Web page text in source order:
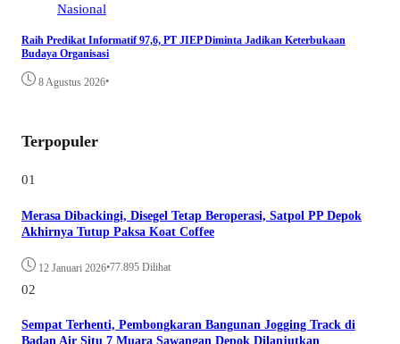
Nasional
Raih Predikat Informatif 97,6, PT JIEP Diminta Jadikan Keterbukaan
Budaya Organisasi
8 Agustus 2026•
Terpopuler
01
Merasa Dibackingi, Disegel Tetap Beroperasi, Satpol PP Depok
Akhirnya Tutup Paksa Koat Coffee
12 Januari 2026•77.895 Dilihat
02
Sempat Terhenti, Pembongkaran Bangunan Jogging Track di
Badan Air Situ 7 Muara Sawangan Depok Dilanjutkan